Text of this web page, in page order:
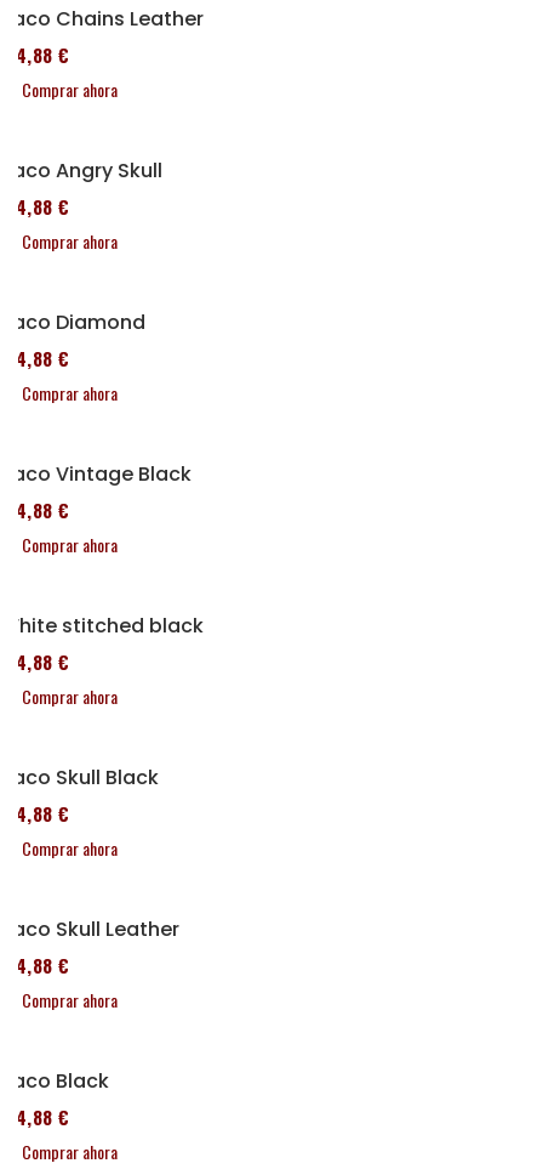
Taco Chains Leather
114,88 €
Comprar ahora
Taco Angry Skull
114,88 €
Comprar ahora
Taco Diamond
114,88 €
Comprar ahora
Taco Vintage Black
114,88 €
Comprar ahora
White stitched black
114,88 €
Comprar ahora
Taco Skull Black
114,88 €
Comprar ahora
Taco Skull Leather
114,88 €
Comprar ahora
Taco Black
114,88 €
Comprar ahora